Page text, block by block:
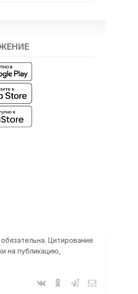
Цитирование
на публикацию,